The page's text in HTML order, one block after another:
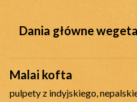
Dania główne
Malai kofta
pulpety z indyjskiego,